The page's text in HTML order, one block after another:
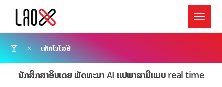
ເທັກໂນໂລຢີ
ນັກສຶກສາອິນເດຍ ພັດທະນາ AI ແປພາສາມືແບບ real time